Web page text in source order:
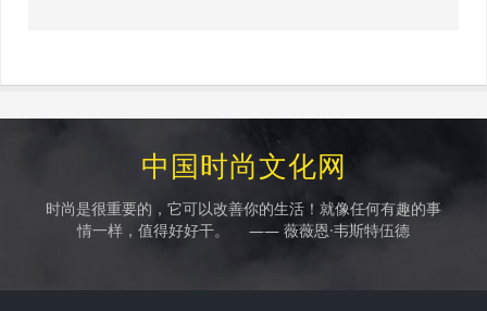
中国时尚文化网
时尚是很重要的，它可以改善你的生活！就像任何有趣的事
情一样，值得好好干。 —— 薇薇恩·韦斯特伍德